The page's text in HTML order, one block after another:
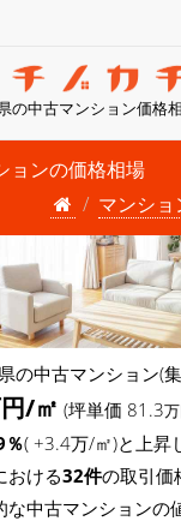
の中古マンション価格
ョンの価格相場
マンシ
の中古マンション(
/㎡ (坪単価 81.3
％( +3.4万/㎡)と上昇
おける32件の取引価
中古マンションの